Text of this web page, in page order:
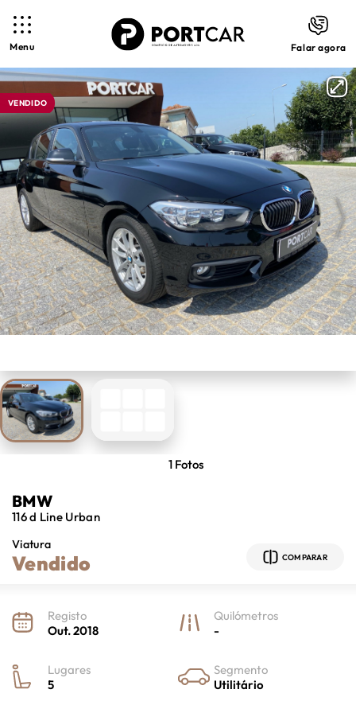
Menu Falar agora
VENDIDO
1 Fotos
BMW
116d Line Urban
Viatura
Vendido COMPARAR
Registo
Out. 2018
Quilómetros
-
Lugares
5
Segmento
Utilitário